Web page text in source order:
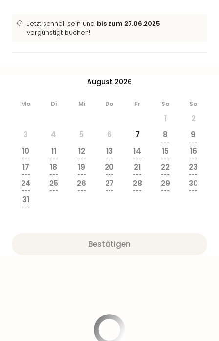
Jetzt schnell sein und bis zum 27.06.2025
vergünstigt buchen!
August 2026
Mo Di Mi Do Fr Sa So
1
2
3
4 5 6 7 8
---
9
---
10
---
11
---
12
---
13
---
14
---
15
---
16
---
17
---
18
---
19
---
20
---
21
---
22
---
23
---
24
---
25
---
26
---
27
---
28
---
29
---
30
---
31
---
Bestätigen